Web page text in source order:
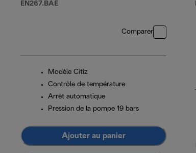
EN267.BAE
Comparer
Modèle Citiz
Contrôle de température
Arrêt automatique
Pression de la pompe 19 bars
Ajouter au panier